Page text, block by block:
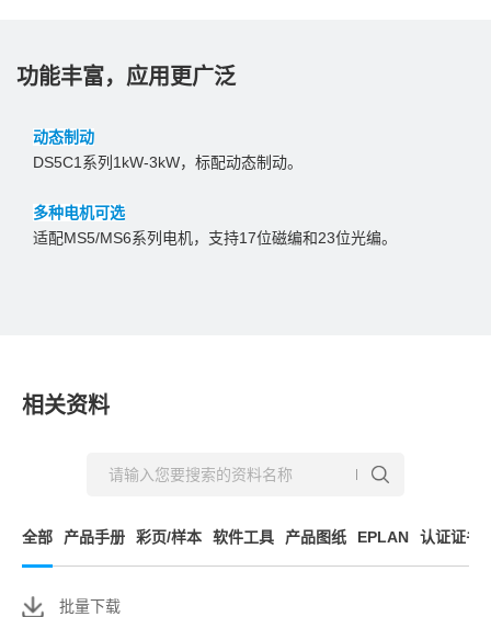
功能丰富，应用更广泛
动态制动
DS5C1系列1kW-3kW，标配动态制动。
多种电机可选
适配MS5/MS6系列电机，支持17位磁编和23位光编。
相关资料
全部 产品手册 彩页/样本 软件工具 产品图纸 EPLAN 认证证书
批量下载